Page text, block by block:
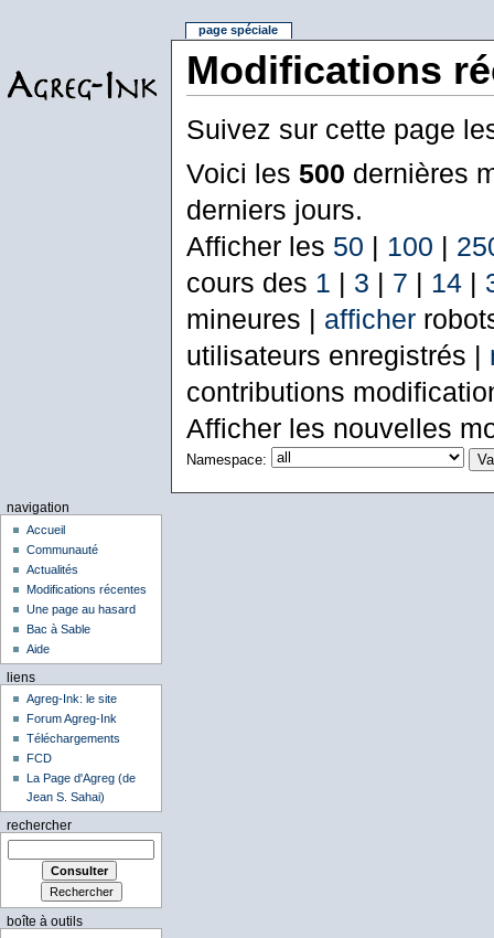
Modifications
Suivez sur cette page
Voici les 500 dernières
derniers jours.
Afficher les 50 | 100 |
cours des 1 | 3 | 7 | 14|
mineures | afficher
utilisateurs enregistrés |
contributions
Afficher les nouvelles
Namespace:
page spéciale
navigation
Accueil
Communauté
Actualités
Modifications récentes
Une page au hasard
Bac à Sable
Aide
liens
Agreg-Ink: le site
Forum Agreg-Ink
Téléchargements
FCD
La Page d'Agreg (de
Jean S. Sahai)
rechercher
boîte à outils